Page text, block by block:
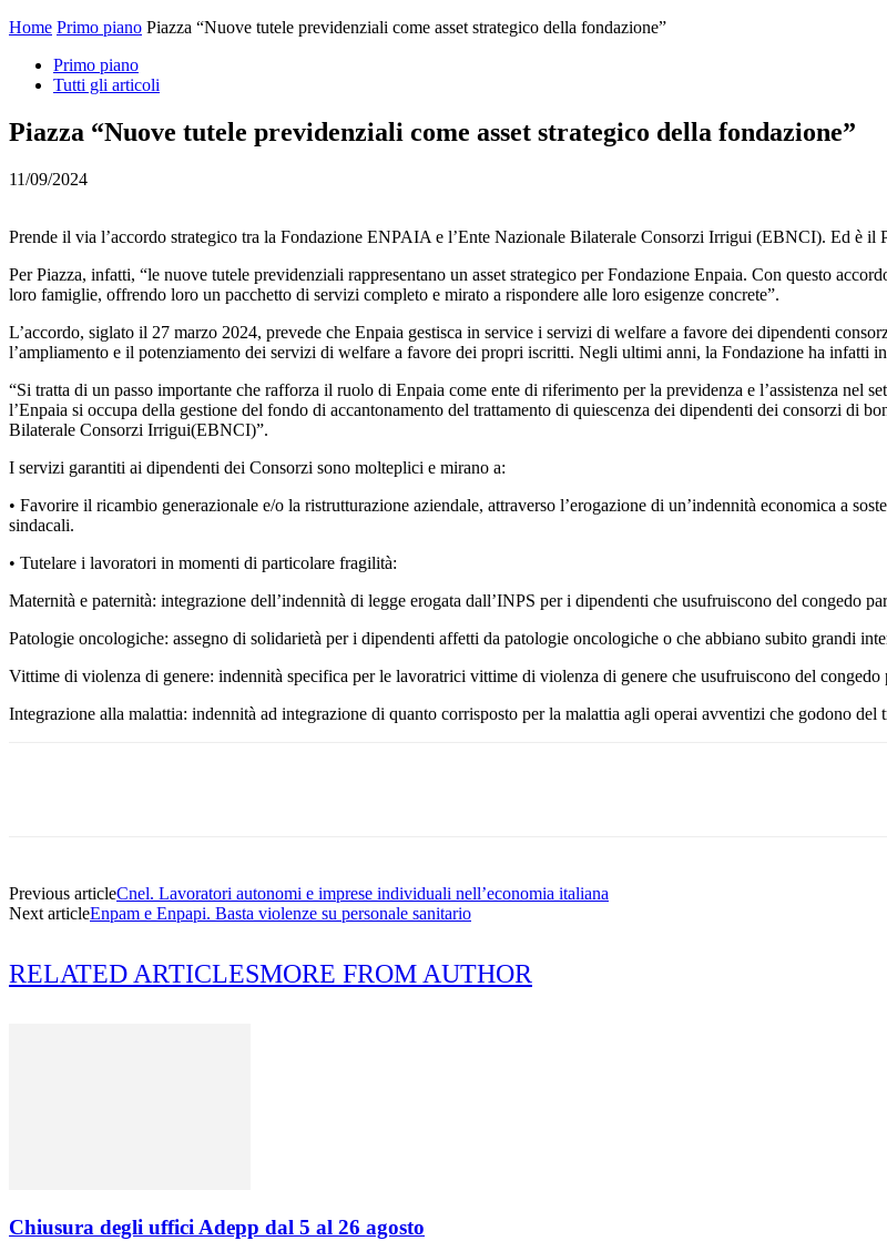
Home Primo piano Piazza “Nuove tutele previdenziali come asset strategico della fondazione”
Primo piano
Tutti gli articoli
Piazza “Nuove tutele previdenziali come asset strategico della fondazione”
11/09/2024
Prende il via l’accordo strategico tra la Fondazione ENPAIA e l’Ente Nazionale Bilaterale Consorzi Irrigui (EBNCI). Ed è il
Per Piazza, infatti, “le nuove tutele previdenziali rappresentano un asset strategico per Fondazione Enpaia. Con questo
loro famiglie, offrendo loro un pacchetto di servizi completo e mirato a rispondere alle loro esigenze concrete”.
L’accordo, siglato il 27 marzo 2024, prevede che Enpaia gestisca in service i servizi di welfare a favore dei dipendenti
l’ampliamento e il potenziamento dei servizi di welfare a favore dei propri iscritti. Negli ultimi anni, la Fondazione ha infatti
“Si tratta di un passo importante che rafforza il ruolo di Enpaia come ente di riferimento per la previdenza e l’assistenza
l’Enpaia si occupa della gestione del fondo di accantonamento del trattamento di quiescenza dei dipendenti dei consorzi di
Bilaterale Consorzi Irrigui(EBNCI)”.
I servizi garantiti ai dipendenti dei Consorzi sono molteplici e mirano a:
• Favorire il ricambio generazionale e/o la ristrutturazione aziendale, attraverso l’erogazione di un’indennità economica a
sindacali.
• Tutelare i lavoratori in momenti di particolare fragilità:
Maternità e paternità: integrazione dell’indennità di legge erogata dall’INPS per i dipendenti che usufruiscono del congedo
Patologie oncologiche: assegno di solidarietà per i dipendenti affetti da patologie oncologiche o che abbiano subito grandi
Vittime di violenza di genere: indennità specifica per le lavoratrici vittime di violenza di genere che usufruiscono del congedo
Integrazione alla malattia: indennità ad integrazione di quanto corrisposto per la malattia agli operai avventizi che godono
Previous articleCnel. Lavoratori autonomi e imprese individuali nell’economia italiana
Next articleEnpam e Enpapi. Basta violenze su personale sanitario
RELATED ARTICLESMORE FROM AUTHOR
Chiusura degli uffici Adepp dal 5 al 26 agosto